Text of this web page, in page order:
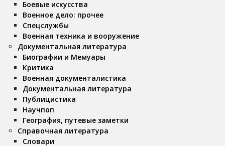
Боевые искусства
Военное дело: прочее
Спецслужбы
Военная техника и вооружение
Документальная литература
Биографии и Мемуары
Критика
Военная документалистика
Документальная литература
Публицистика
Научпоп
География, путевые заметки
Справочная литература
Словари